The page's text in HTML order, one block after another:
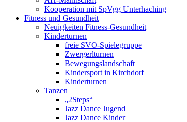
Kooperation mit SpVgg Unterhaching
Fitness und Gesundheit
Neuigkeiten Fitness-Gesundheit
Kinderturnen
freie SVO-Spielegruppe
Zwergerlturnen
Bewegungslandschaft
Kindersport in Kirchdorf
Kinderturnen
Tanzen
„2Steps“
Jazz Dance Jugend
Jazz Dance Kinder